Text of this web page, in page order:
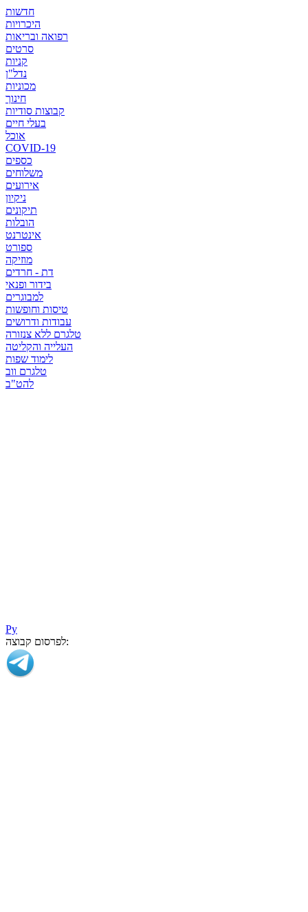
חדשות
היכרויות
רפואה ובריאות
סרטים
קניות
נדל"ן
מכוניות
חינוך
קבוצות סודיות
בעלי חיים
אוכל
COVID-19
כספים
משלוחים
אירועים
ניקיון
תיקונים
הובלות
אינטרנט
ספורט
מוזיקה
דת - חרדים
בידור ופנאי
למבוגרים
טיסות וחופשות
עבודות ודרושים
טלגרם ללא צנזורה
העלייה והקליטה
לימוד שפות
טלגרם ווב
להט"ב
Ру
לפרסום קבוצה: